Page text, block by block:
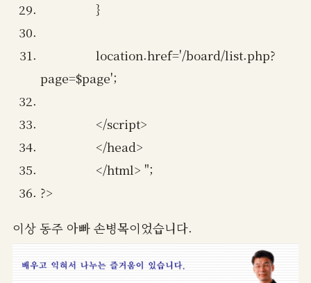
}
location.href='/board/list.php?
page=$page';
</script>
</head>
</html> ";
?>
이상 동주 아빠 손병목이었습니다.